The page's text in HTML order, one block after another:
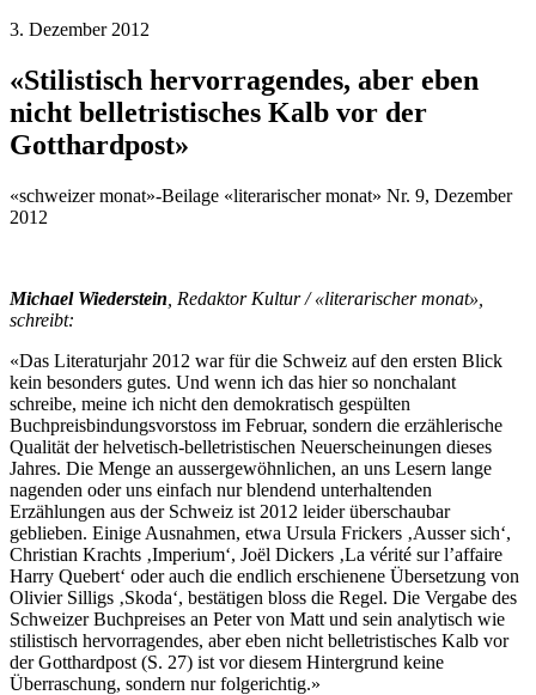
3. Dezember 2012
«Stilistisch hervorragendes, aber eben
nicht belletristisches Kalb vor der
Gotthardpost»
«schweizer monat»-Beilage «literarischer monat» Nr. 9, Dezember
2012
Michael Wiederstein , Redaktor Kultur / «literarischer monat»,
schreibt:
«Das Literaturjahr 2012 war für die Schweiz auf den ersten Blick
kein besonders gutes. Und wenn ich das hier so nonchalant
schreibe, meine ich nicht den demokratisch gespülten
Buchpreisbindungsvorstoss im Februar, sondern die erzählerische
Qualität der helvetisch-belletristischen Neuerscheinungen dieses
Jahres. Die Menge an aussergewöhnlichen, an uns Lesern lange
nagenden oder uns einfach nur blendend unterhaltenden
Erzählungen aus der Schweiz ist 2012 leider überschaubar
geblieben. Einige Ausnahmen, etwa Ursula Frickers ‚Ausser sich‘,
Christian Krachts ‚Imperium‘, Joël Dickers ‚La vérité sur l’affaire
Harry Quebert‘ oder auch die endlich erschienene Übersetzung von
Olivier Silligs ‚Skoda‘, bestätigen bloss die Regel. Die Vergabe des
Schweizer Buchpreises an Peter von Matt und sein analytisch wie
stilistisch hervorragendes, aber eben nicht belletristisches Kalb vor
der Gotthardpost (S. 27) ist vor diesem Hintergrund keine
Überraschung, sondern nur folgerichtig.»